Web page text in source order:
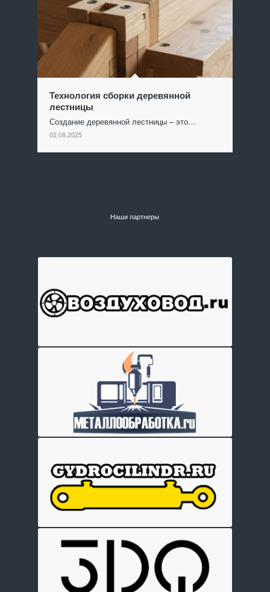
Технология сборки деревянной
лестницы
Создание деревянной лестницы – это…
02.08.2025
Наши партнеры